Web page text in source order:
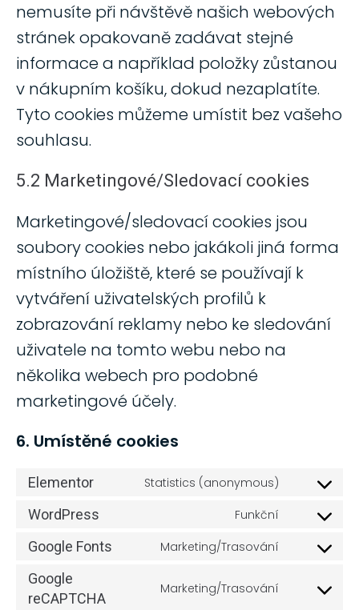
nemusíte při návštěvě našich webových
stránek opakovaně zadávat stejné
informace a například položky zůstanou
v nákupním košíku, dokud nezaplatíte.
Tyto cookies můžeme umístit bez vašeho
souhlasu.
5.2 Marketingové/Sledovací cookies
Marketingové/sledovací cookies jsou
soubory cookies nebo jakákoli jiná forma
místního úložiště, které se používají k
vytváření uživatelských profilů k
zobrazování reklamy nebo ke sledování
uživatele na tomto webu nebo na
několika webech pro podobné
marketingové účely.
6. Umístěné cookies
Elementor Statistics (anonymous)
WordPress Funkční
Google Fonts Marketing/Trasování
Google
reCAPTCHA
Marketing/Trasování